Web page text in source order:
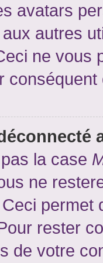
avatars
autres
ne vous
conséquent
la case
ne
permet
rester
de votre